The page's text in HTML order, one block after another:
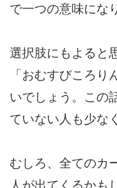
で一つの意味にな
選択肢にもよると
「おむすびころ
いでしょう。この
ていない人も少な
むしろ、全てのカ